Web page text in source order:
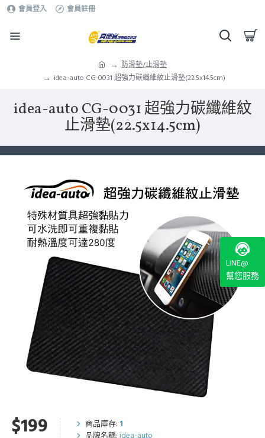
會員登入 會員註冊
防滑墊/止滑墊
idea-auto CG-0031 超強力碳纖維紋止滑墊(22.5x14.5cm)
idea-auto CG-0031 超強力碳纖維紋
止滑墊(22.5x14.5cm)
$199 商品庫存: 1
品牌名稱: idea-auto
LINE@
幫您服務